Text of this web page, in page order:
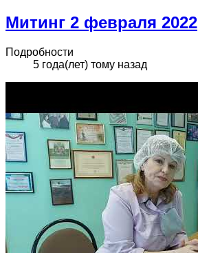
Митинг 2 февраля 2022
Подробности
5 года(лет) тому назад